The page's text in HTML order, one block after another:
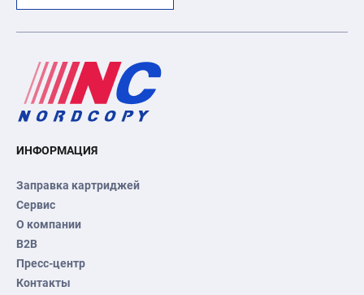
ИНФОРМАЦИЯ
Заправка картриджей
Сервис
О компании
B2B
Пресс-центр
Контакты